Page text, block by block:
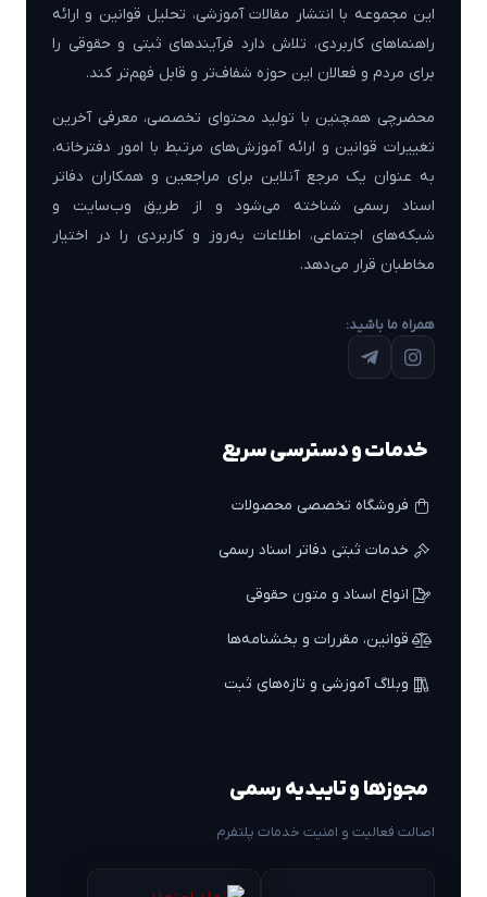
این مجموعه با انتشار مقالات آموزشی، تحلیل قوانین و ارائه
راهنماهای کاربردی، تلاش دارد فرآیندهای ثبتی و حقوقی را
برای مردم و فعالان این حوزه شفاف‌تر و قابل فهم‌تر کند.
محضرچی همچنین با تولید محتوای تخصصی، معرفی آخرین
تغییرات قوانین و ارائه آموزش‌های مرتبط با امور دفترخانه،
به عنوان یک مرجع آنلاین برای مراجعین و همکاران دفاتر
اسناد رسمی شناخته می‌شود و از طریق وب‌سایت و
شبکه‌های اجتماعی، اطلاعات به‌روز و کاربردی را در اختیار
مخاطبان قرار می‌دهد.
همراه ما باشید:
خدمات و دسترسی سریع
فروشگاه تخصصی محصولات
خدمات ثبتی دفاتر اسناد رسمی
انواع اسناد و متون حقوقی
قوانین، مقررات و بخشنامه‌ها
وبلاگ آموزشی و تازه‌های ثبت
مجوزها و تاییدیه رسمی
اصالت فعالیت و امنیت خدمات پلتفرم